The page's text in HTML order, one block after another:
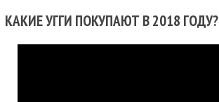
КАКИЕ УГГИ ПОКУПАЮТ В 2018 ГОДУ?